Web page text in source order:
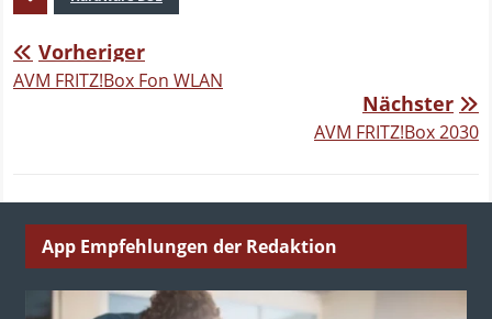
Vorheriger
AVM FRITZ!Box Fon WLAN
Nächster
AVM FRITZ!Box 2030
App Empfehlungen der Redaktion